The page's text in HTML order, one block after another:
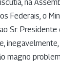
na
Federais, o
Sr.
magno